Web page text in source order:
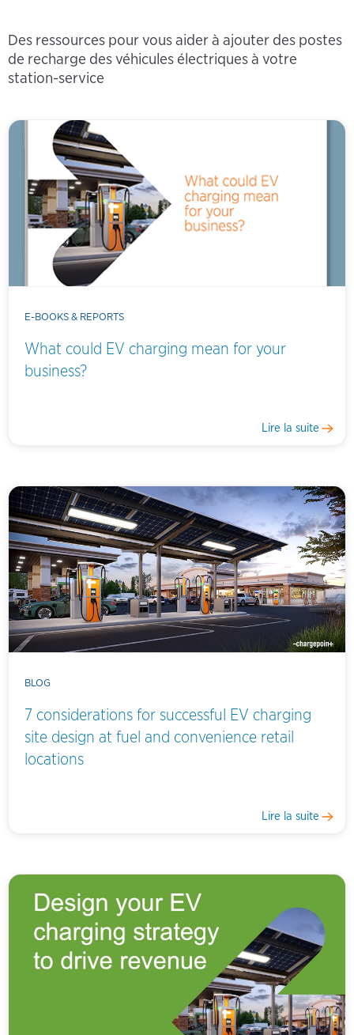
Des ressources pour vous aider à ajouter des postes
de recharge des véhicules électriques à votre
station-service
E-BOOKS & REPORTS
What could EV charging mean for your
business?
Lire la suite
BLOG
7 considerations for successful EV charging
site design at fuel and convenience retail
locations
Lire la suite